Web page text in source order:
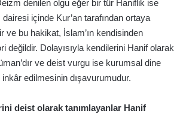
denilen olgu eğer bir tür Haniflik ise
içinde Kur’an tarafından ortaya
ve bu hakikat, İslam’ın kendisinden
değildir. Dolayısıyla kendilerini Hanif olarak
ve deist vurgu ise kurumsal dine
edilmesinin dışavurumudur.
deist olarak tanımlayanlar Hanif